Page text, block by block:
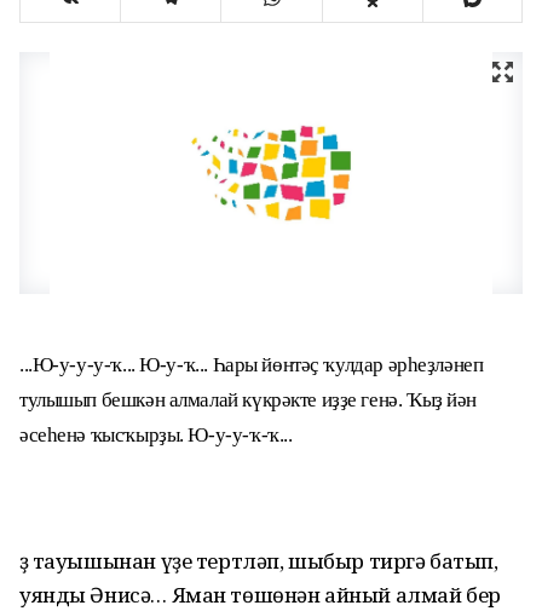
...Ю-у-у-у-ҡ... Ю-у-ҡ... Һары йөнтәҫ ҡулдар әрһеҙләнеп
тулышып бешкән алмалай күкрәкте иҙҙе генә. Ҡыҙ йән
әсеһенә ҡысҡырҙы. Ю-у-у-ҡ-ҡ...
Үҙ тауышынан үҙе тертләп, шыбыр тиргә батып,
уянды Әнисә… Яман төшөнән айный алмай бер